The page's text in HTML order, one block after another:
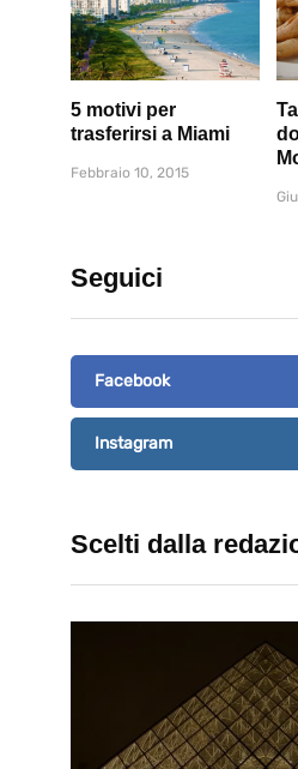
5 motivi per
trasferirsi a Miami
Febbraio 10, 2015
Seguici
Facebook
Instagram
Scelti dalla